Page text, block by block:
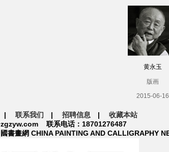
黄永玉
版画
2015-06-16
| 联系我们 | 招聘信息 | 收藏本站
联系电话：18701276487
書畫網 CHINA PAINTING AND CALLIGRAPHY